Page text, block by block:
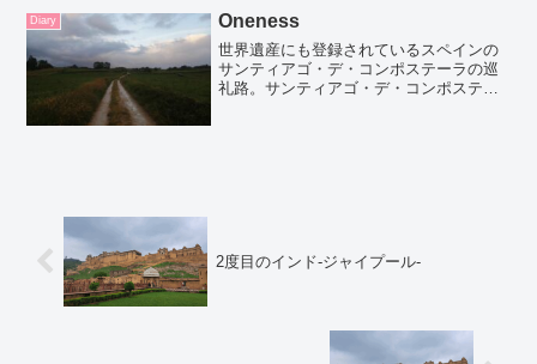
いけないルールになってるから...
Diary Oneness
世界遺産にも登録されているスペインの
サンティアゴ・デ・コンポステーラの巡
礼路。サンティアゴ・デ・コンポステー
2度目のインド‐ジャイプール‐